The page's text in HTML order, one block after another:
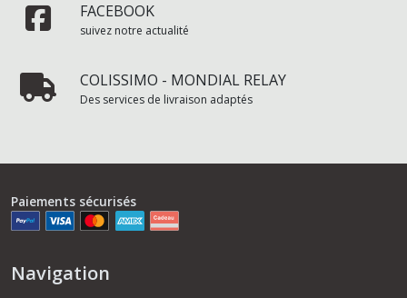
FACEBOOK
suivez notre actualité
COLISSIMO - MONDIAL RELAY
Des services de livraison adaptés
Paiements sécurisés
Navigation